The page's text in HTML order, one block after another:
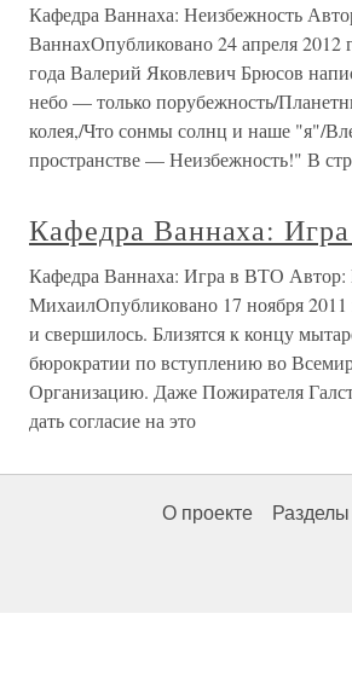
Кафедра Ваннаха: Неизбежность
ВаннахОпубликовано 24 апреля 2012
года Валерий Яковлевич Брюсов
небо — только порубежность/
колея,/Что сонмы солнц и наше "я"/
пространстве — Неизбежность!" В
Кафедра Ваннаха:
Кафедра Ваннаха: Игра в ВТО Автор:
МихаилОпубликовано 17 ноября 2011
и свершилось. Близятся к концу
бюрократии по вступлению во
Организацию. Даже Пожирателя
дать согласие на это
О проекте Разделы